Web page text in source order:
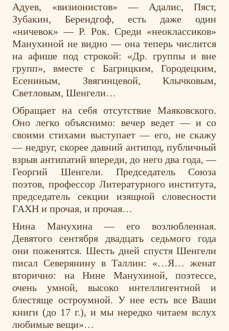
Адуев, «визионистов» — Адалис, Пяст,
Зубакин, Берендгоф, есть даже один
«ничевок» — Р. Рок. Среди «неоклассиков»
Манухиной не видно — она теперь числится
на афише под строкой: «Др. группы и вне
групп», вместе с Багрицким, Городецким,
Есениным, Звягинцевой, Клычковым,
Светловым, Шенгели…
Обращает на себя отсутствие Маяковского.
Оно легко объяснимо: вечер ведет — и со
своими стихами выступает — его, не скажу
— недруг, скорее давний антипод, публичный
взрыв антипатий впереди, до него два года, —
Георгий Шенгели. Председатель Союза
поэтов, профессор Литературного института,
председатель секции изящной словесности
ГАХН и прочая, и прочая…
Нина Манухина — его возлюбленная.
Девятого сентября двадцать седьмого года
они поженятся. Шесть дней спустя Шенгели
писал Северянину в Таллин: «…Я… женат
вторично: на Нине Манухиной, поэтессе,
очень умной, высоко интеллигентной и
блестяще остроумной. У нее есть все Ваши
книги (до 17 г.), и мы нередко читаем вслух
любимые вещи»…